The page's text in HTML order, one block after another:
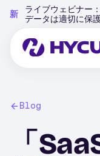
content
新
ライブウェビナー
データは適切に保
Blog
「